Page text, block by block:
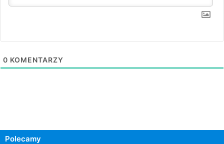
0 KOMENTARZY
Polecamy